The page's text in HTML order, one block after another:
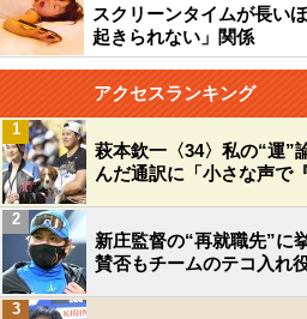
スクリーンタイムが長い
起きられない」関係
アクセスランキング
萩本欽一〈34〉私の“運
んだ通訳に「小さな声で
1
新庄監督の“再就職先”に
賛否もチームのテコ入れ
2
3